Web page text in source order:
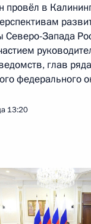
провёл в
Северо-Запада
глав
федерального
13:20